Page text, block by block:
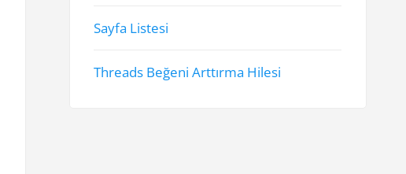
Sayfa Listesi
Threads Beğeni Arttırma Hilesi